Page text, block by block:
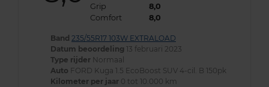
Grip
8,0
Comfort
8,0
Band 235/55R17 103W EXTRALOAD
Datum beoordeling 13 februari 2023
Type rijder Normaal
Auto FORD Kuga 1.5 EcoBoost SUV 4-cil. B 150pk
Kilometer per jaar 0 tot 10.000 km